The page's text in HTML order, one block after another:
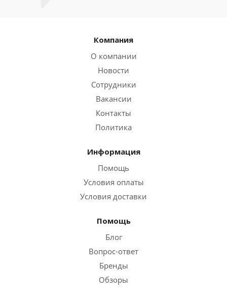
Компания
О компании
Новости
Сотрудники
Вакансии
Контакты
Политика
Информация
Помощь
Условия оплаты
Условия доставки
Помощь
Блог
Вопрос-ответ
Бренды
Обзоры